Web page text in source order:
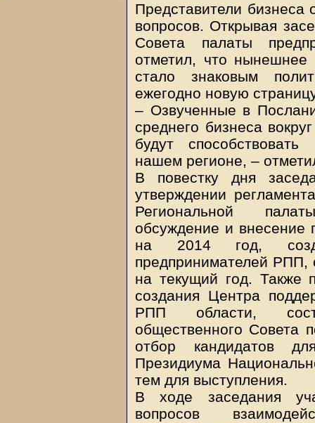
Представители бизнеса
вопросов. Открывая
Совета палаты
отметил, что нынешнее
стало знаковым
ежегодно новую
– Озвученные в
среднего бизнеса
будут
нашем регионе, –
В повестку дня
утверждении
Региональной
обсуждение и внесение
на 2014 год,
предпринимателей
на текущий год. Также
создания Центра
РПП области,
общественного Совета
отбор кандидатов
Президиума
тем для выступления.
В ходе заседания
вопросов